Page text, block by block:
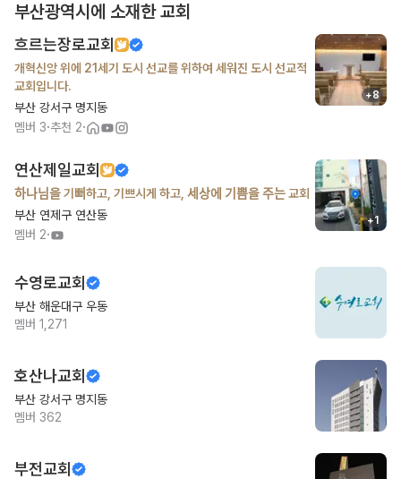
부산광역시 에 소재한 교회
흐르는장로교회
개혁신앙 위에 21세기 도시 선교를 위하여 세워진 도시 선교적
교회입니다.
부산 강서구 명지동
멤버 3·추천 2·
+8
연산제일교회
하나님을 기뻐하고, 기쁘시게 하고, 세상에 기쁨을 주는 교회
부산 연제구 연산동
멤버 2·
+1
수영로교회
부산 해운대구 우동
멤버 1,271
호산나교회
부산 강서구 명지동
멤버 362
부전교회